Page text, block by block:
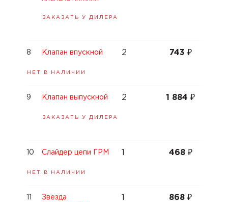
ЗАКАЗАТЬ У ДИЛЕРА
Клапан впускной 2 743 ₽
НЕТ В НАЛИЧИИ
8
Клапан выпускной 2 1 884₽
ЗАКАЗАТЬ У ДИЛЕРА
9
Слайдер цепи ГРМ 468 ₽
НЕТ В НАЛИЧИИ
10
Звезда
868₽